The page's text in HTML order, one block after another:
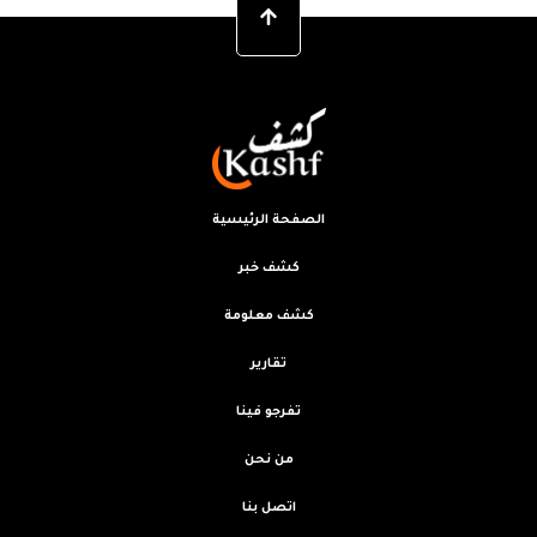
الصفحة الرئيسية
كشف خبر
كشف معلومة
تقارير
تفرجو فينا
من نحن
اتصل بنا